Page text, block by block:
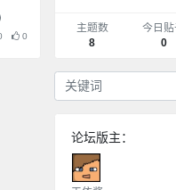
0
主题数
8
今日
0
论坛版主：